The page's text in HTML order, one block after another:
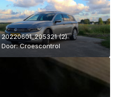
20220601_205321 (2)
Door:Croescontrol